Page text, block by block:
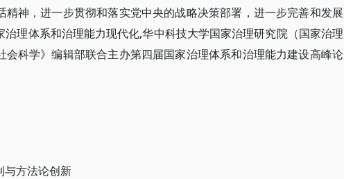
精神，进一步贯彻和落实党中央的战略决策部署，进一步完善和发展
理体系和治理能力现代化,华中科技大学国家治理研究院（国家治理
会科学》编辑部联合主办第四届国家治理体系和治理能力建设高峰论
与方法论创新